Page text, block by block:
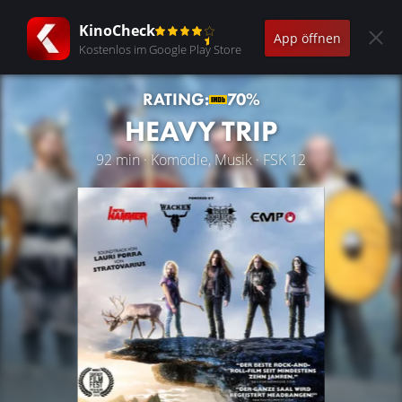
KinoCheck
Kostenlos im Google Play Store
App öffnen
RATING: 70%
HEAVY TRIP
92 min · Komödie, Musik · FSK 12